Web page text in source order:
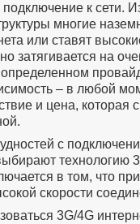
к сети.
многие
или ставят
затягивается на
– в любой
и цена, которая
с
технологию
в том, что
скорости
3G/4G